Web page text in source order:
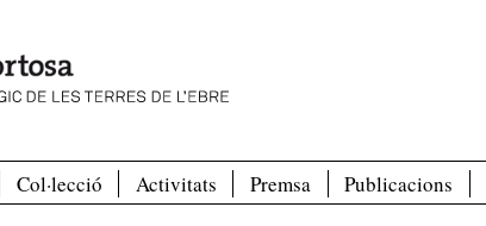
Col·lecció Activitats Premsa Publicacions